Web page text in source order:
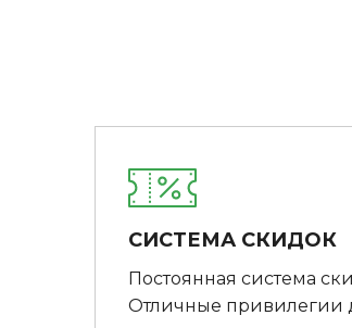
СИСТЕМА СКИДОК
Постоянная система
Отличные привилегии